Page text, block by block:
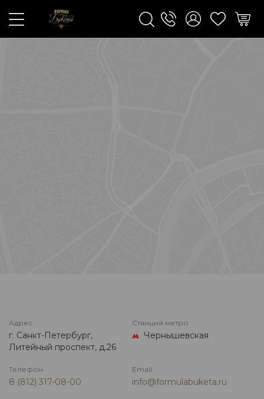
Адрес
г. Санкт-Петербург,
Литейный проспект, д.26
Станция метро
Чернышевская
Телефон
8 (812) 317-08-00
Email
info@formulabuketa.ru